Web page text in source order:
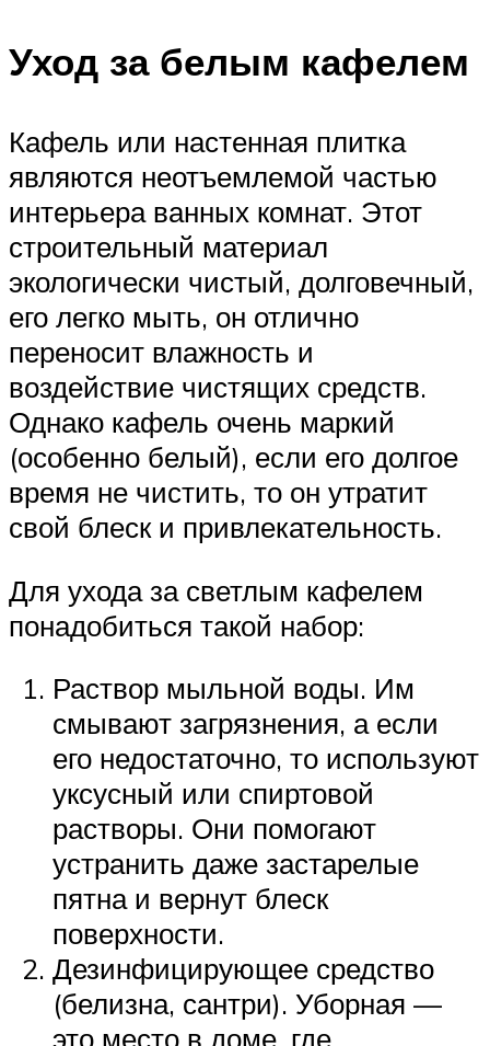
Уход за белым кафелем
Кафель или настенная плитка
являются неотъемлемой частью
интерьера ванных комнат. Этот
строительный материал
экологически чистый, долговечный,
его легко мыть, он отлично
переносит влажность и
воздействие чистящих средств.
Однако кафель очень маркий
(особенно белый), если его долгое
время не чистить, то он утратит
свой блеск и привлекательность.
Для ухода за светлым кафелем
понадобиться такой набор:
Раствор мыльной воды. Им
смывают загрязнения, а если
его недостаточно, то используют
уксусный или спиртовой
растворы. Они помогают
устранить даже застарелые
пятна и вернут блеск
поверхности.
Дезинфицирующее средство
(белизна, сантри). Уборная —
это место в доме, где